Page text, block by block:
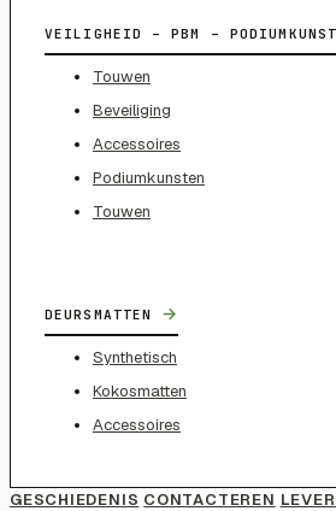
VEILIGHEID – PBM –
Touwen
Beveiliging
Accessoires
Podiumkunsten
Touwen
DEURSMATTEN →
Synthetisch
Kokosmatten
Accessoires
GESCHIEDENIS CONTACTEREN